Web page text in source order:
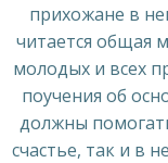
прихожане в
читается общая
молодых и всех
поучения об
должны
счастье, так и в